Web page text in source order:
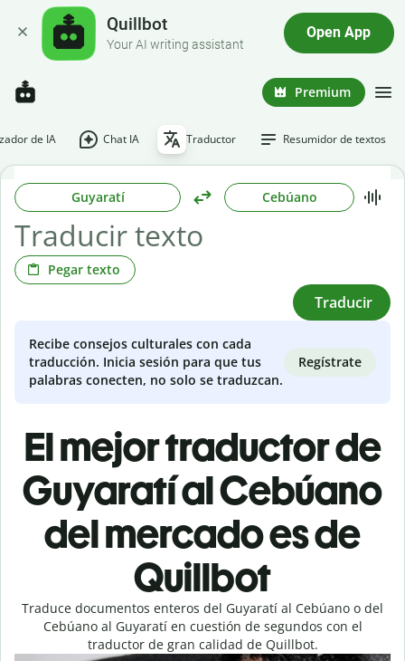
Quillbot
Your AI writing assistant
Open App
Premium
de IA Chat IA Traductor Resumidor de textos
Guyaratí Cebúano
Pegar texto
Traducir
Recibe consejos culturales con cada
traducción. Inicia sesión para que tus
palabras conecten, no solo se traduzcan.
Regístrate
El mejor traductor de
Guyaratí al Cebúano
del mercado es de
Quillbot
Traduce documentos enteros del Guyaratí al Cebúano o del
Cebúano al Guyaratí en cuestión de segundos con el
traductor de gran calidad de Quillbot.